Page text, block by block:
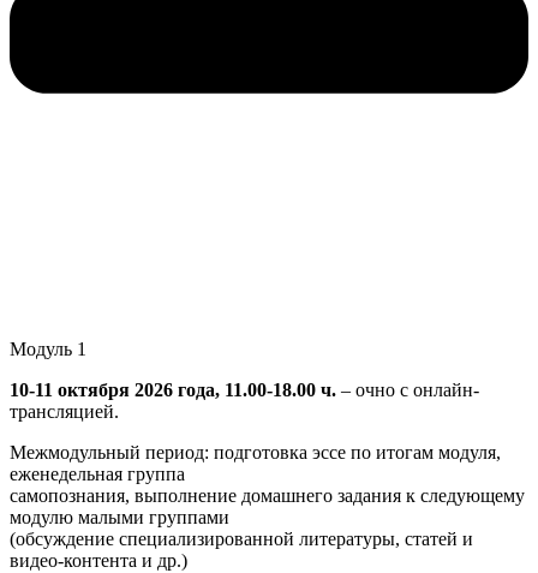
Модуль 1
10-11 октября 2026 года, 11.00-18.00 ч. – очно с онлайн-
трансляцией.
Межмодульный период: подготовка эссе по итогам модуля,
еженедельная группа
самопознания, выполнение домашнего задания к следующему
модулю малыми группами
(обсуждение специализированной литературы, статей и
видео-контента и др.)